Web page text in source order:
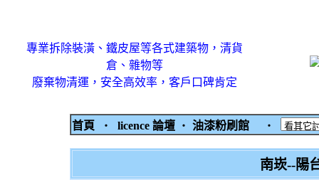
專業拆除裝潢、鐵皮屋等各式建築物，清貨
倉、雜物等
廢棄物清運，安全高效率，客戶口碑肯定
首頁 ‧ licence 論壇 ‧ 油漆粉刷館 ‧
南崁--陽